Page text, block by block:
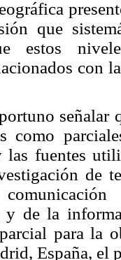
que
estos
con
señalar
como
fuentes
de
de la
para la
España, el